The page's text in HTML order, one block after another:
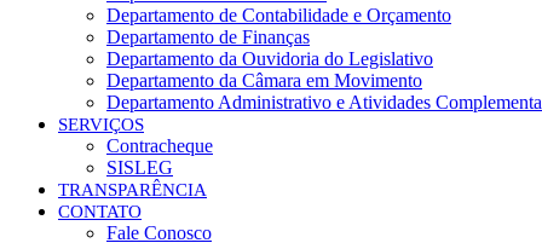
Departamento de Contabilidade e Orçamento
Departamento de Finanças
Departamento da Ouvidoria do Legislativo
Departamento da Câmara em Movimento
Departamento Administrativo e Atividades
SERVIÇOS
Contracheque
SISLEG
TRANSPARÊNCIA
CONTATO
Fale Conosco